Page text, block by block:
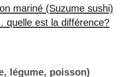
mariné (Suzume sushi)
quelle est la différence?
légume, poisson)